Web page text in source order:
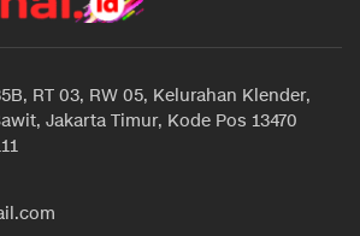
RT 03, RW 05, Kelurahan Klender,
Jakarta Timur, Kode Pos 13470